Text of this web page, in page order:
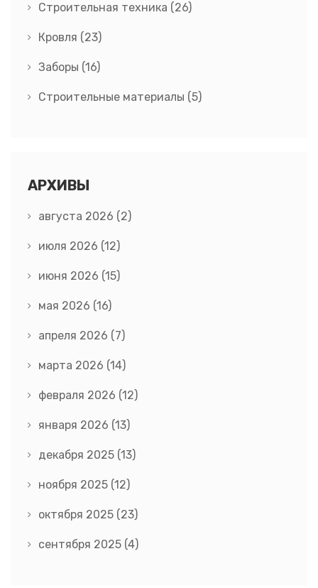
Строительная техника (26)
Кровля (23)
Заборы (16)
Строительные материалы (5)
АРХИВЫ
августа 2026 (2)
июля 2026 (12)
июня 2026 (15)
мая 2026 (16)
апреля 2026 (7)
марта 2026 (14)
февраля 2026 (12)
января 2026 (13)
декабря 2025 (13)
ноября 2025 (12)
октября 2025 (23)
сентября 2025 (4)